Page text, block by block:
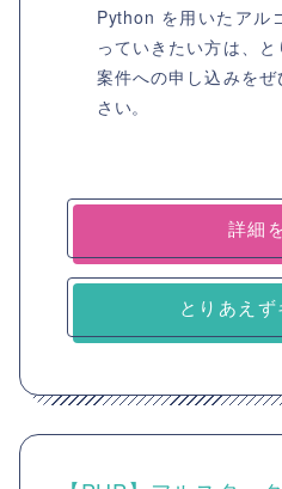
Python を用いたアル
っていきたい方は、と
案件への申し込みを
さい。
詳細
とりあえ